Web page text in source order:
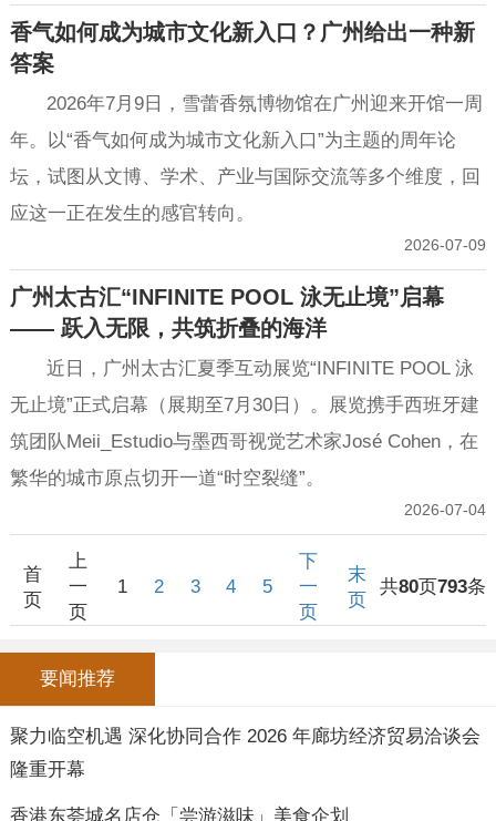
香气如何成为城市文化新入口？广州给出一种新
答案
2026年7月9日，雪蕾香氛博物馆在广州迎来开馆一周
年。以“香气如何成为城市文化新入口”为主题的周年论
坛，试图从文博、学术、产业与国际交流等多个维度，回
应这一正在发生的感官转向。
2026-07-09
广州太古汇“INFINITE POOL 泳无止境”启幕
—— 跃入无限，共筑折叠的海洋
近日，广州太古汇夏季互动展览“INFINITE POOL 泳
无止境”正式启幕（展期至7月30日）。展览携手西班牙建
筑团队Meii_Estudio与墨西哥视觉艺术家José Cohen，在
繁华的城市原点切开一道“时空裂缝”。
2026-07-04
首
页
上
一
页
1 2 3 4 5
下
一
页
末
页
共80页793条
要闻推荐
聚力临空机遇 深化协同合作 2026 年廊坊经济贸易洽谈会
隆重开幕
香港东荟城名店仓「尝游滋味」美食企划